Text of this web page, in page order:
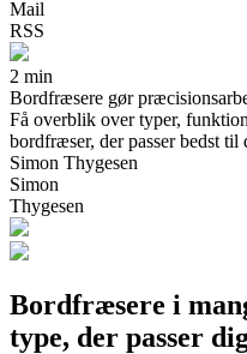
Mail
RSS
2 min
Bordfræsere gør
Få overblik over typer,
bordfræser, der passer bedst
Simon Thygesen
Simon
Thygesen
Bordfræsere i
type, der passer